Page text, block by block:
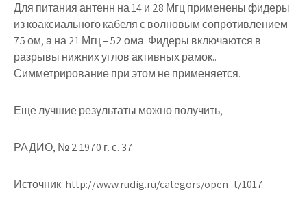
Для питания антенн на 14 и 28 Мгц применены фидеры
из коаксиального кабеля с волновым сопротивлением
75 ом, а на 21 Мгц – 52 ома. Фидеры включаются в
разрывы нижних углов активных рамок..
Симметрирование при этом не применяется.
Еще лучшие результаты можно получить,
РАДИО, № 2 1970 г. с. 37
Источник: http://www.rudig.ru/categors/open_t/1017